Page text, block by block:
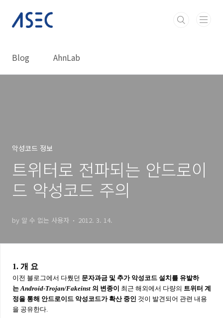
Blog AhnLab
악성코드 정보
트위터로 전파되는 안드로이
드 악성코드 주의
by 알 수 없는 사용자 2012. 3. 14.
1. 개 요
이전 블로그에서 다뤘던 문자과금 및 추가 악성코드 설치를 유발하
는Android-Trojan/Fakeinst 의 변종이 최근 해외에서 다량의 트위터 계
정을 통해 안드로이드 악성코드가 확산 중인 것이 발견되어 관련 내용
을 공유한다.